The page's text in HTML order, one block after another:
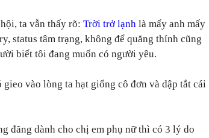
ta vẫn thấy rõ: Trời trở lạnh là mấy anh mấy
status tâm trạng, không để quăng thính cũng
biết tôi đang muốn có người yêu.
vào lòng ta hạt giống cô đơn và dập tắt cái
đãng dành cho chị em phụ nữ thì có 3 lý do